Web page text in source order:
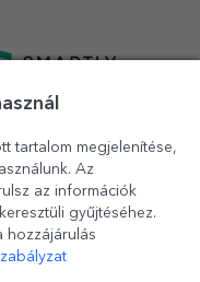
tartalom megjelenítése,
Az
az információk
gyűjtéséhez.
hozzájárulás